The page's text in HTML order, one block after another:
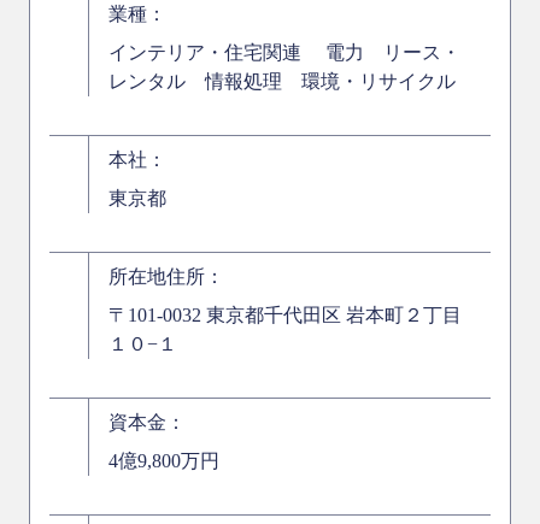
業種：
インテリア・住宅関連 電力 リース・
レンタル 情報処理 環境・リサイクル
本社：
東京都
所在地住所：
〒101-0032 東京都千代田区 岩本町２丁目
１０−１
資本金：
4億9,800万円